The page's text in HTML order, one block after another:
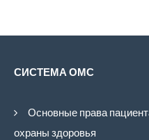
СИСТЕМА ОМС
Основные права
охраны здоровья